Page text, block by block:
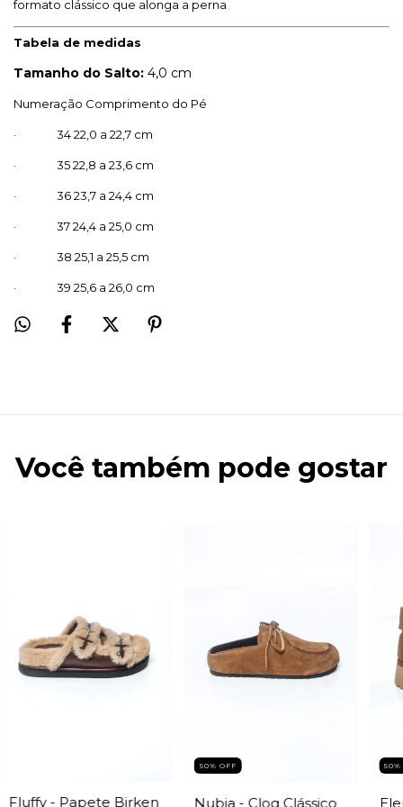
formato clássico que alonga a perna
Tabela de medidas
Tamanho do Salto: 4,0 cm
Numeração Comprimento do Pé
· 34 22,0 a 22,7 cm
· 35 22,8 a 23,6 cm
· 36 23,7 a 24,4 cm
· 37 24,4 a 25,0 cm
· 38 25,1 a 25,5 cm
· 39 25,6 a 26,0 cm
Você também pode gostar
Fluffy - Papete Birken
50% OFF
Nubia - Clog Clássico